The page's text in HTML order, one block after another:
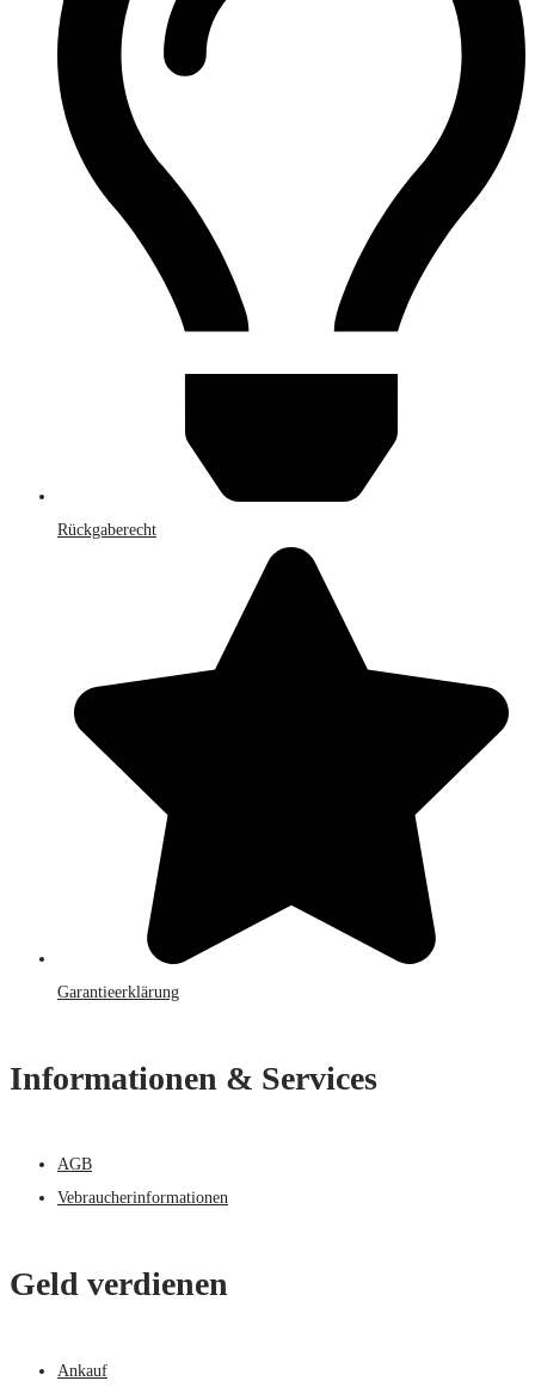
Rückgaberecht
Garantieerklärung
Informationen & Services
AGB
Vebraucherinformationen
Geld verdienen
Ankauf